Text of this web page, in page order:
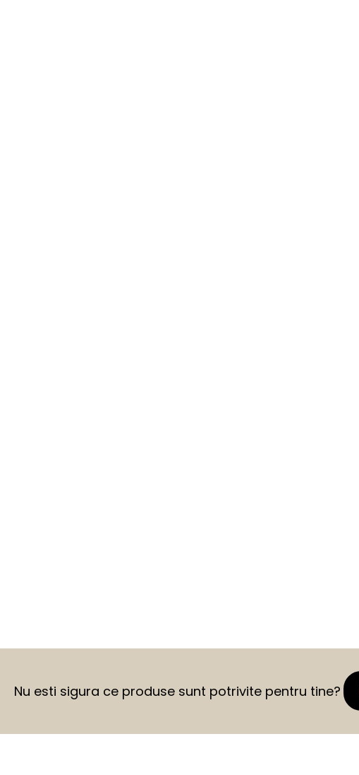
Nu esti sigura ce produse sunt potrivite pentru tine?